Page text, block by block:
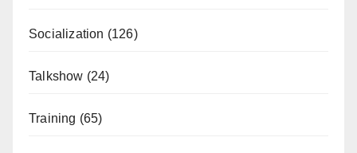
Socialization (126)
Talkshow (24)
Training (65)